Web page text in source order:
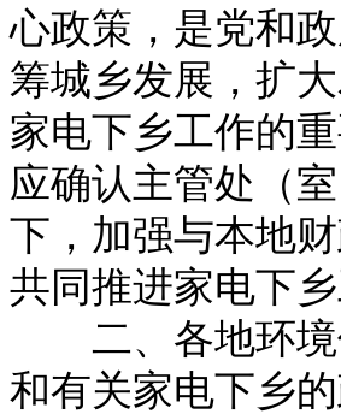
心政策，是党和
筹城乡发展，扩
家电下乡工作的
应确认主管处（
下，加强与本地
共同推进家电下乡
二、各地环境
和有关家电下乡